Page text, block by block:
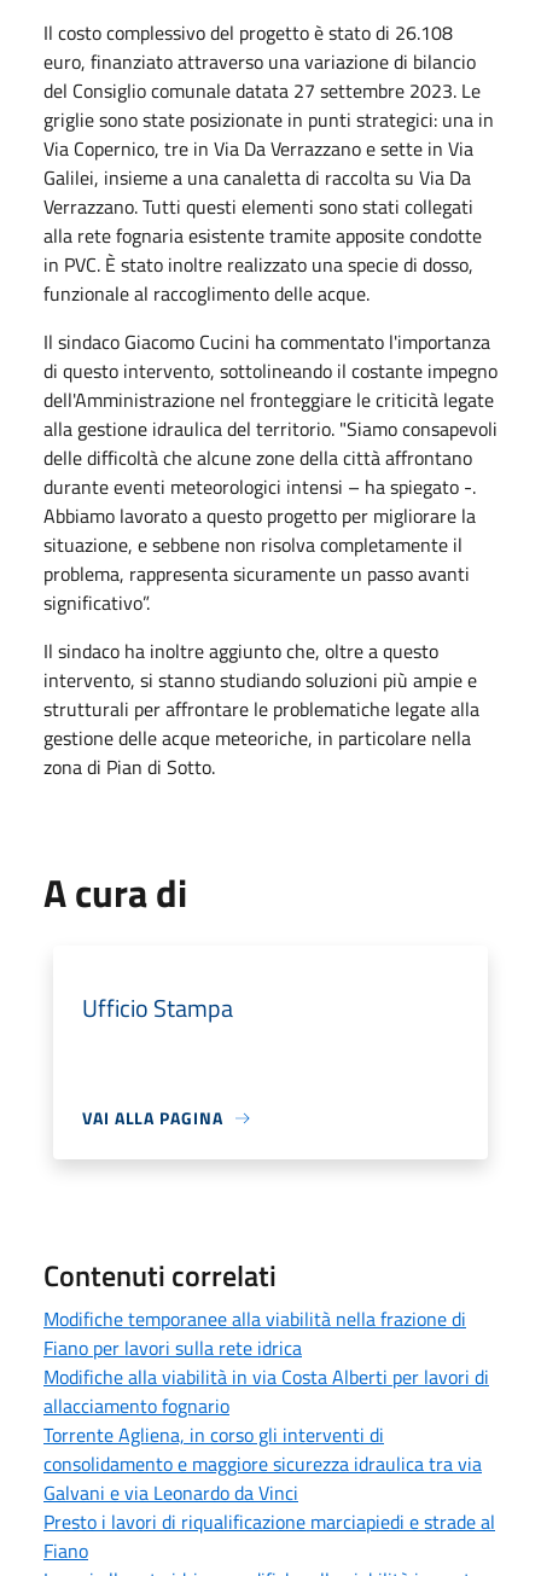
Il costo complessivo del progetto è stato di 26.108
euro, finanziato attraverso una variazione di bilancio
del Consiglio comunale datata 27 settembre 2023. Le
griglie sono state posizionate in punti strategici: una in
Via Copernico, tre in Via Da Verrazzano e sette in Via
Galilei, insieme a una canaletta di raccolta su Via Da
Verrazzano. Tutti questi elementi sono stati collegati
alla rete fognaria esistente tramite apposite condotte
in PVC. È stato inoltre realizzato una specie di dosso,
funzionale al raccoglimento delle acque.
Il sindaco Giacomo Cucini ha commentato l'importanza
di questo intervento, sottolineando il costante impegno
dell'Amministrazione nel fronteggiare le criticità legate
alla gestione idraulica del territorio. "Siamo consapevoli
delle difficoltà che alcune zone della città affrontano
durante eventi meteorologici intensi – ha spiegato -.
Abbiamo lavorato a questo progetto per migliorare la
situazione, e sebbene non risolva completamente il
problema, rappresenta sicuramente un passo avanti
significativo”.
Il sindaco ha inoltre aggiunto che, oltre a questo
intervento, si stanno studiando soluzioni più ampie e
strutturali per affrontare le problematiche legate alla
gestione delle acque meteoriche, in particolare nella
zona di Pian di Sotto.
A cura di
Ufficio Stampa
VAI ALLA PAGINA
Contenuti correlati
Modifiche temporanee alla viabilità nella frazione di
Fiano per lavori sulla rete idrica
Modifiche alla viabilità in via Costa Alberti per lavori di
allacciamento fognario
Torrente Agliena, in corso gli interventi di
consolidamento e maggiore sicurezza idraulica tra via
Galvani e via Leonardo da Vinci
Presto i lavori di riqualificazione marciapiedi e strade al
Fiano